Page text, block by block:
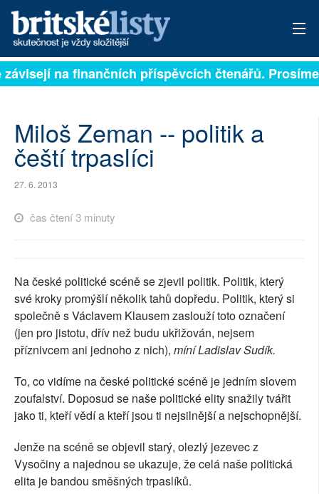
PŘIHLÁSIT
ARCHIV
PŘÍSPĚVKY NA PROVOZ
SOCIÁLNÍ SÍTĚ
PLNÁ VERZE STRÁNEK
na finančních příspěvcích čtenářů.
Miloš Zeman -- politik a
čeští trpaslíci
27. 6. 2013
čas čtení 3 minuty
Na české politické scéně se zjevil politik. Politik, který
své kroky promýšlí několik tahů dopředu. Politik, který si
společně s Václavem Klausem zaslouží toto označení
(jen pro jistotu, dřív než budu ukřižován, nejsem
příznivcem ani jednoho z nich), míní Ladislav Sudík.
To, co vidíme na české politické scéně je jedním slovem
zoufalství. Doposud se naše politické elity snažily tvářit
jako ti, kteří vědí a kteří jsou ti nejsilnější a nejschopnější.
Jenže na scéně se objevil starý, olezlý jezevec z
Vysočiny a najednou se ukazuje, že celá naše politická
elita je bandou směšných trpaslíků.